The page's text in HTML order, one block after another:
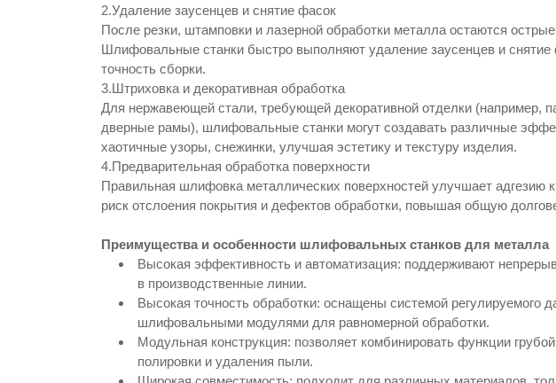
2.Удаление заусенцев и снятие фасок
После резки, штамповки и лазерной обработки металла остаются
Шлифовальные станки быстро выполняют удаление заусенцев и
точность сборки.
3.Штриховка и декоративная обработка
Для нержавеющей стали, требующей декоративной отделки (например,
дверные рамы), шлифовальные станки могут создавать различные
хаотичные узоры, снежинки, улучшая эстетику и текстуру изделия.
4.Предварительная обработка поверхности
Правильная шлифовка металлических поверхностей улучшает адгезию
риск отслоения покрытия и дефектов обработки, повышая общую
Преимущества и особенности шлифовальных станков для металла
Высокая эффективность и автоматизация: поддерживают
в производственные линии.
Высокая точность обработки: оснащены системой регулируемого
шлифовальными модулями для равномерной обработки.
Модульная конструкция: позволяет комбинировать функции
полировки и удаления пыли.